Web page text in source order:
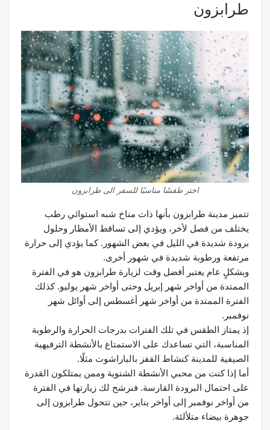
طرابزون
اختر طقسًا مناسبًا للسفر الى طرابزون
تتميز مدينة طرابزون بأنها ذات مناخ شبه استوائي رطب
يختلف من فصل لأخر، ويؤدي إلى تساقط الأمطار وحلول
برودة شديدة في الليل في بعض الشهور. كما يؤدي إلى حرارة
مرتفعة ورطوبة شديدة في شهور أخرى.
وبشكلٍ عام يعتبر أفضل وقت لزيارة طرابزون هو في الفترة
الممتدة من أواخر شهر إبريل وحتى أواخر شهر يوليو. كذلك
الفترة الممتدة من أواخر شهر أغسطس إلى أوائل شهر
نوفمبر.
إذ يمتاز الطقس في تلك الفترات بدرجات الحرارة والرطوبة
المناسبة، التي تساعدك على الاستمتاع بالأنشطة الترفيهية
الصيفية للمدينة كنشاط القفز بالباراشوت مثلًا.
أما إذا كنت من محبي الأنشطة الشتوية وممن يمتلكون القدرة
على احتمال البرودة القارسة. فنرشح لك زيارتها في الفترة
من أواخر نوفمبر إلى أواخر يناير، حين تتحول طرابزون إلى
جوهرة بيضاء متلألئة.